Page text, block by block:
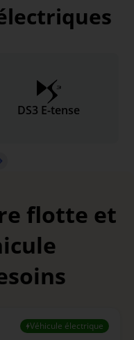
DS3 E-tense
flotte et
Véhicule électrique